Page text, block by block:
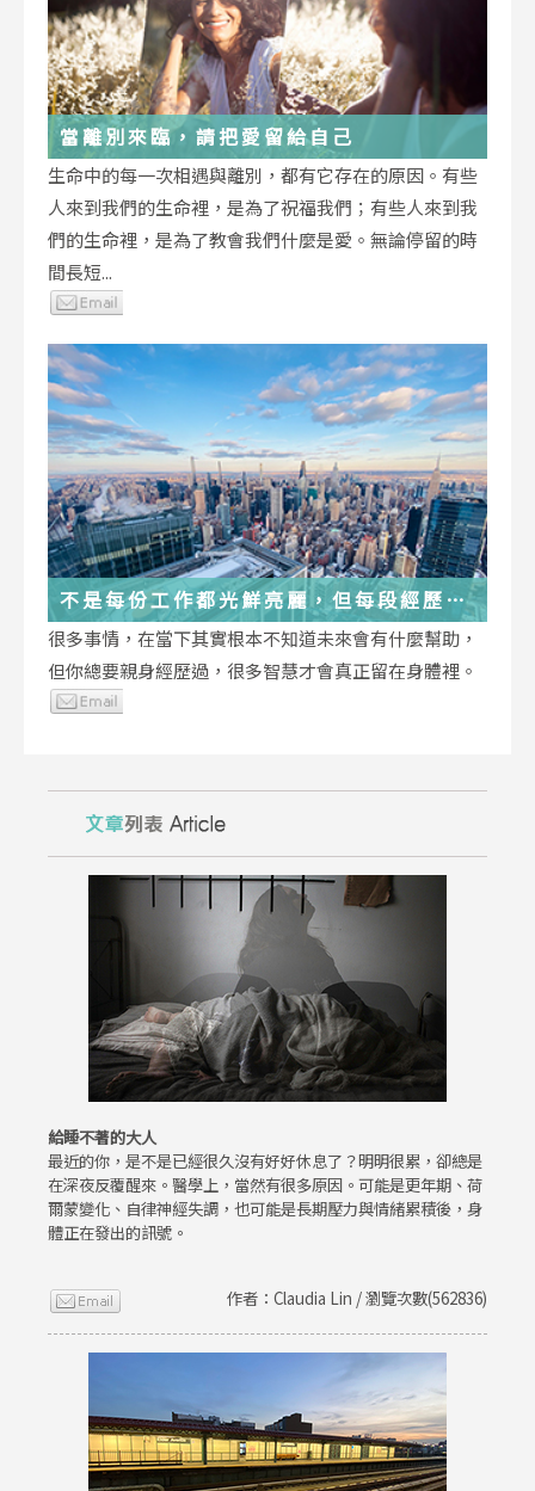
當離別來臨，請把愛留給自己
生命中的每一次相遇與離別，都有它存在的原因。有些
人來到我們的生命裡，是為了祝福我們；有些人來到我
們的生命裡，是為了教會我們什麼是愛。無論停留的時
間長短...
不是每份工作都光鮮亮麗，但每段經歷都
在偷偷改變你
很多事情，在當下其實根本不知道未來會有什麼幫助，
但你總要親身經歷過，很多智慧才會真正留在身體裡。
給睡不著的大人
最近的你，是不是已經很久沒有好好休息了？明明很累，卻總是
在深夜反覆醒來。醫學上，當然有很多原因。可能是更年期、荷
爾蒙變化、自律神經失調，也可能是長期壓力與情緒累積後，身
體正在發出的訊號。
作者：Claudia Lin / 瀏覽次數(562836)